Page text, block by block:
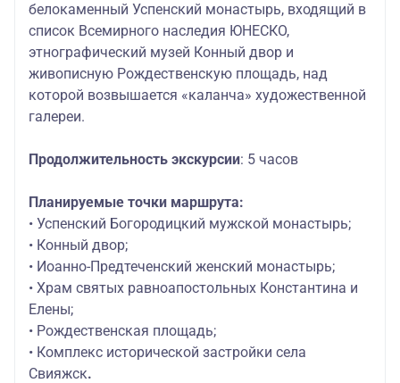
белокаменный Успенский монастырь, входящий в
список Всемирного наследия ЮНЕСКО,
этнографический музей Конный двор и
живописную Рождественскую площадь, над
которой возвышается «каланча» художественной
галереи.
Продолжительность экскурсии: 5 часов
Планируемые точки маршрута:
• Успенский Богородицкий мужской монастырь;
• Конный двор;
• Иоанно-Предтеченский женский монастырь;
• Храм святых равноапостольных Константина и
Елены;
• Рождественская площадь;
• Комплекс исторической застройки села
Свияжск.